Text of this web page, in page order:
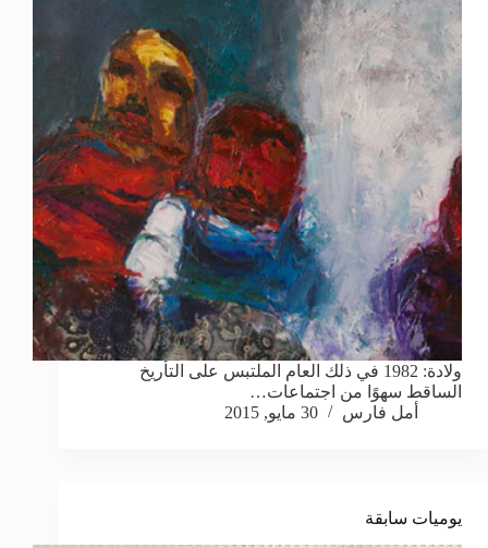
ولادة: 1982 في ذلك العام الملتبس على التأريخ
الساقط سهوًا من اجتماعات…
أمل فارس
30 مايو, 2015
يوميات سابقة